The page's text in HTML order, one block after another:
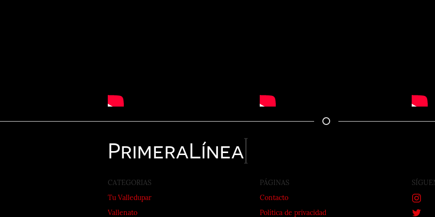
PrimeraLínea
CATEGORIAS
Tu Valledupar
Vallenato
PÁGINAS
Contacto
Política de privacidad